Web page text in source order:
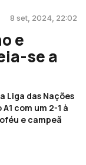
8 set, 2024, 22:02
e
se a
Liga das Nações
com um 2-1 à
e campeã